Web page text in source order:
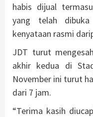
habis dijual
yang telah
kenyataan rasmi
JDT turut
akhir kedua di
November ini turut
dari 7 jam.
“Terima kasih